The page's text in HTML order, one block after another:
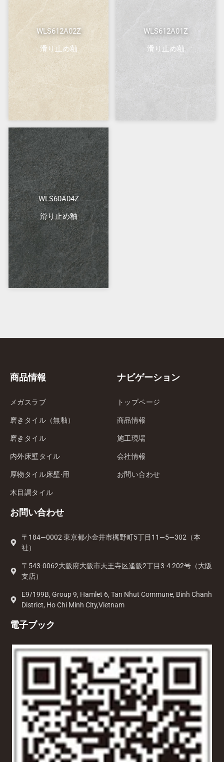
WLS612A02Z
滑り止め釉
WLS612A01Z
滑り止め釉
WLS60A04Z
滑り止め釉
商品情報
メガスラブ
磨きタイル（無釉）
磨きタイル
内外床壁タイル
厚物タイル床壁·用
木目調タイル
ナビゲーション
トップページ
商品情報
施工現場
会社情報
お問い合わせ
お問い合わせ
〒184—0002 東京都小金井市梶野町5丁目11—5—302（本
社）
〒543-0062大阪府大阪市天王寺区逢阪2丁目3-4 202号（大阪
支店）
E9/199B, Group 9, Hamlet 6, Tan Nhut Commune, Binh Chanh
District, Ho Chi Minh City,Vietnam
電子ブック